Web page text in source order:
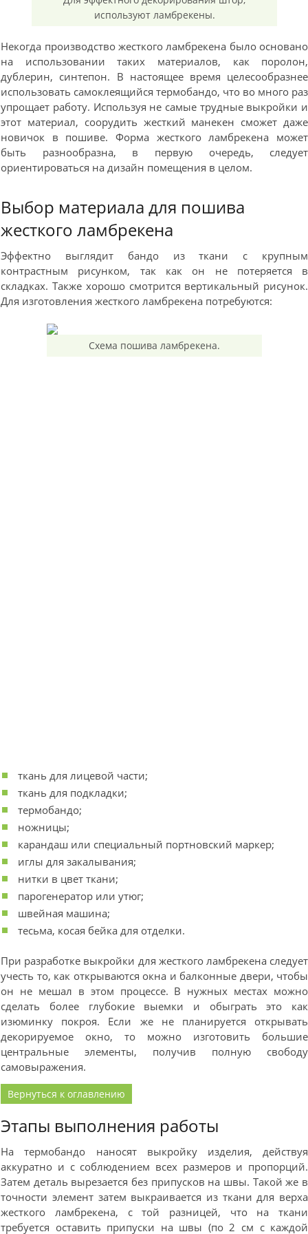
используют ламбрекены.
Некогда производство жесткого ламбрекена было основано
на использовании таких материалов, как поролон,
дублерин, синтепон. В настоящее время целесообразнее
использовать самоклеящийся термобандо, что во много раз
упрощает работу. Используя не самые трудные выкройки и
этот материал, соорудить жесткий манекен сможет даже
новичок в пошиве. Форма жесткого ламбрекена может
быть разнообразна, в первую очередь, следует
ориентироваться на дизайн помещения в целом.
Выбор материала для пошива
жесткого ламбрекена
Эффектно выглядит бандо из ткани с крупным
контрастным рисунком, так как он не потеряется в
складках. Также хорошо смотрится вертикальный рисунок.
Для изготовления жесткого ламбрекена потребуются:
Схема пошива ламбрекена.
ткань для лицевой части;
ткань для подкладки;
термобандо;
ножницы;
карандаш или специальный портновский маркер;
иглы для закалывания;
нитки в цвет ткани;
парогенератор или утюг;
швейная машина;
тесьма, косая бейка для отделки.
При разработке выкройки для жесткого ламбрекена следует
учесть то, как открываются окна и балконные двери, чтобы
он не мешал в этом процессе. В нужных местах можно
сделать более глубокие выемки и обыграть это как
изюминку покроя. Если же не планируется открывать
декорируемое окно, то можно изготовить большие
центральные элементы, получив полную свободу
самовыражения.
Вернуться к оглавлению
Этапы выполнения работы
На термобандо наносят выкройку изделия, действуя
аккуратно и с соблюдением всех размеров и пропорций.
Затем деталь вырезается без припусков на швы. Такой же в
точности элемент затем выкраивается из ткани для верха
жесткого ламбрекена, с той разницей, что на ткани
требуется оставить припуски на швы (по 2 см с каждой